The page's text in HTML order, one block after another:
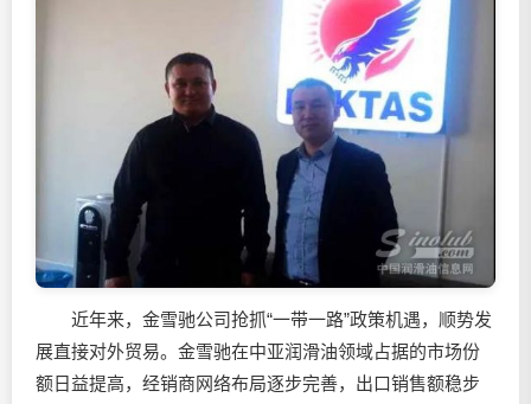
近年来，金雪驰公司抢抓“一带一路”政策机遇，顺势发
展直接对外贸易。金雪驰在中亚润滑油领域占据的市场份
额日益提高，经销商网络布局逐步完善，出口销售额稳步